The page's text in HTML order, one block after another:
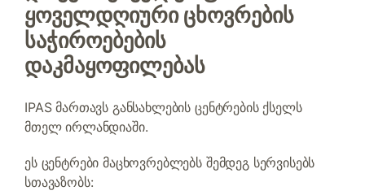
ყოველდღიური ცხოვრების
საჭიროებების
დაკმაყოფილებას
IPAS მართავს განსახლების ცენტრების ქსელს
მთელ ირლანდიაში.
ეს ცენტრები მაცხოვრებლებს შემდეგ სერვისებს
სთავაზობს: